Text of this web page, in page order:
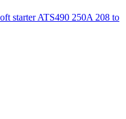
starter ATS490 250A 208 to